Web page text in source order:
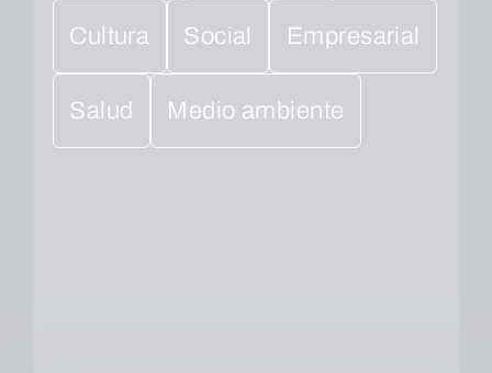
Cultura Social Empresarial
Salud Medio ambiente